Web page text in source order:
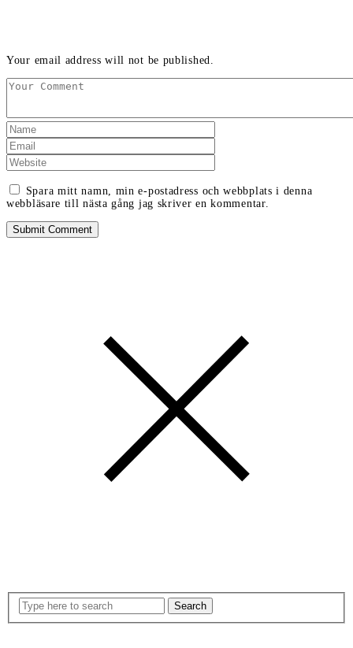
Your email address will not be published.
Spara mitt namn, min e-postadress och webbplats i denna
webbläsare till nästa gång jag skriver en kommentar.